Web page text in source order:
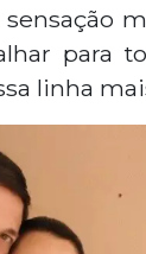
para
linha